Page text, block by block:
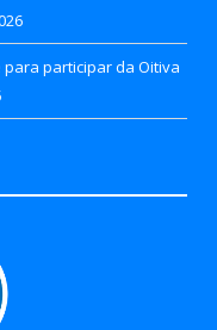
participar da Oitiva